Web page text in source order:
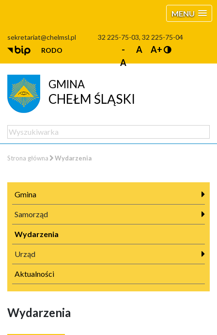
MENU
sekretariat@chelmsl.pl
32 225-75-03, 32 225-75-04
RODO
-
A
A A+
GMINA
CHEŁM ŚLĄSKI
Strona główna Wydarzenia
Gmina
Samorząd
Wydarzenia
Urząd
Aktualności
Wydarzenia